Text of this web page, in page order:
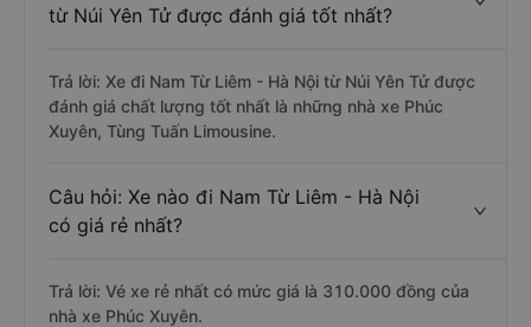
từ Núi Yên Tử được đánh giá tốt nhất?
Trả lời: Xe đi Nam Từ Liêm - Hà Nội từ Núi Yên Tử được
đánh giá chất lượng tốt nhất là những nhà xe Phúc
Xuyên, Tùng Tuấn Limousine.
Câu hỏi: Xe nào đi Nam Từ Liêm - Hà Nội
có giá rẻ nhất?
Trả lời: Vé xe rẻ nhất có mức giá là 310.000 đồng của
nhà xe Phúc Xuyên.